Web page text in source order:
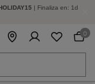
| Finaliza en: 1d
REBAJAS
0